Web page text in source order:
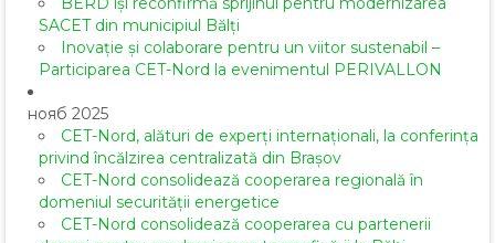
SACET din municipiul Bălți
Inovație și colaborare pentru un viitor sustenabil –
Participarea CET-Nord la evenimentul PERIVALLON
нояб 2025
CET-Nord, alături de experți internaționali, la conferința
privind încălzirea centralizată din Brașov
CET-Nord consolidează cooperarea regională în
domeniul securității energetice
CET-Nord consolidează cooperarea cu partenerii